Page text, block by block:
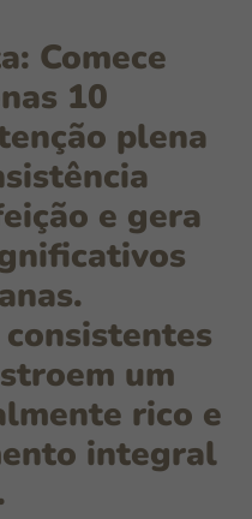
Comece
10
plena
e gera
consistentes
um
rico e
integral